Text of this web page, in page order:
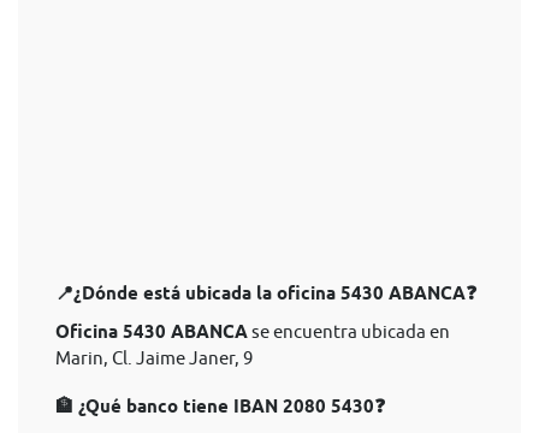
📍¿Dónde está ubicada la oficina 5430 ABANCA❓
Oficina 5430 ABANCAse encuentra ubicada en
Marin, Cl. Jaime Janer, 9
🏦 ¿Qué banco tiene IBAN 2080 5430❓